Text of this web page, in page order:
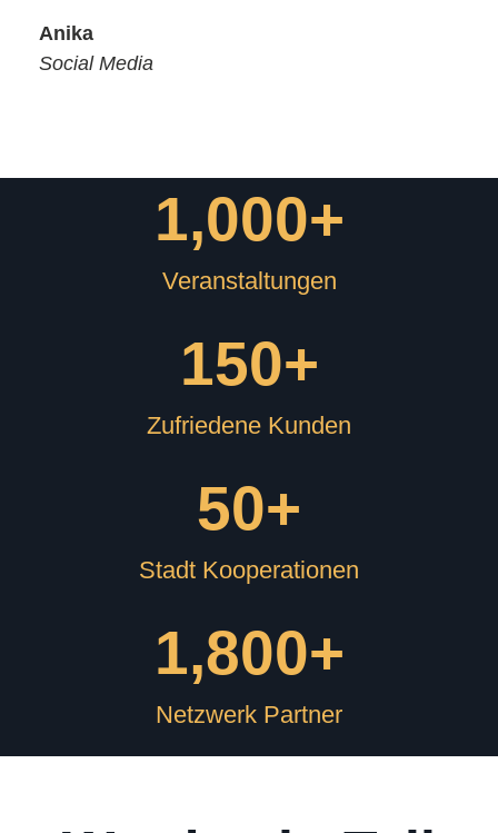
Anika
Social Media
Veranstaltungen
1,000+
Zufriedene Kunden
150+
Stadt Kooperationen
50+
Netzwerk Partner
1,800+